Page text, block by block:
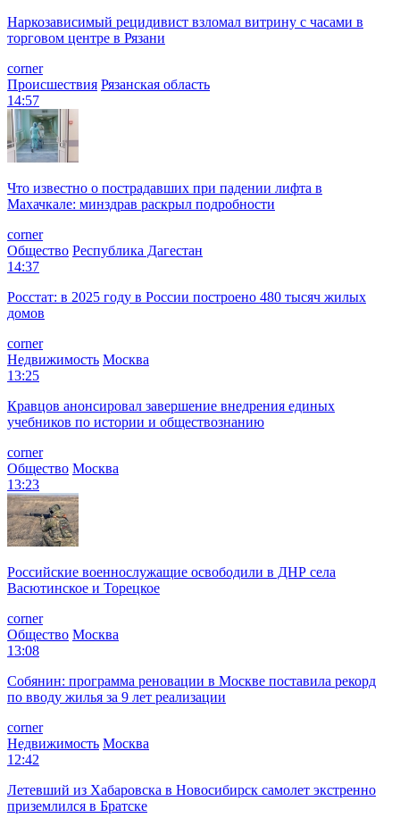
Наркозависимый рецидивист взломал витрину с часами в
торговом центре в Рязани
corner
Происшествия Рязанская область
14:57
Что известно о пострадавших при падении лифта в
Махачкале: минздрав раскрыл подробности
corner
Общество Республика Дагестан
14:37
Росстат: в 2025 году в России построено 480 тысяч жилых
домов
corner
Недвижимость Москва
13:25
Кравцов анонсировал завершение внедрения единых
учебников по истории и обществознанию
corner
Общество Москва
13:23
Российские военнослужащие освободили в ДНР села
Васютинское и Торецкое
corner
Общество Москва
13:08
Собянин: программа реновации в Москве поставила рекорд
по вводу жилья за 9 лет реализации
corner
Недвижимость Москва
12:42
Летевший из Хабаровска в Новосибирск самолет экстренно
приземлился в Братске